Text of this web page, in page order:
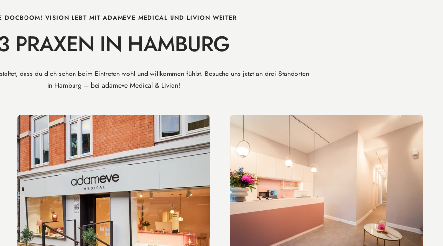
DOCBOOM! VISION LEBT MIT ADAMEVE MEDICAL UND LIVION WEITER
PRAXEN IN HAMBURG
dass du dich schon beim Eintreten wohl und willkommen fühlst. Besuche uns jetzt an drei Standorten
in Hamburg – bei adameve Medical & Livion!